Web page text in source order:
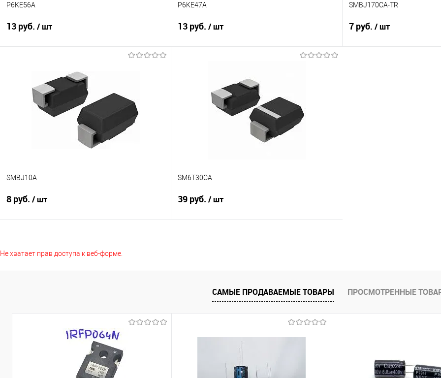
P6KE56A
13 руб. / шт
Сравнение
В избранное
В наличии
P6KE47A
13 руб. / шт
Сравнение
В избранное
В наличии
SMBJ170CA-TR
7 руб. / шт
SMBJ10A
8 руб. / шт
SM6T30CA
39 руб. / шт
Не хватает прав доступа к веб-форме.
САМЫЕ ПРОДАВАЕМЫЕ ТОВАРЫ ПРОСМОТРЕННЫЕ